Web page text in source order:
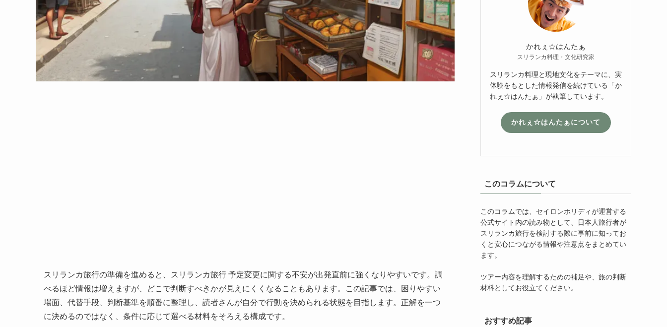
スリランカ旅行の準備を進めると、スリランカ旅行 予定変更に関する不安が出発直前に強くなりやすいです。調
べるほど情報は増えますが、どこで判断すべきかが見えにくくなることもあります。この記事では、困りやすい
場面、代替手段、判断基準を順番に整理し、読者さんが自分で行動を決められる状態を目指します。正解を一つ
に決めるのではなく、条件に応じて選べる材料をそろえる構成です。
かれぇ☆はんたぁ
スリランカ料理・文化研究家
スリランカ料理と現地文化をテーマに、実
体験をもとした情報発信を続けている「か
れぇ☆はんたぁ」が執筆しています。
かれぇ☆はんたぁについて
このコラムについて
このコラムでは、セイロンホリディが運営する
公式サイト内の読み物として、日本人旅行者が
スリランカ旅行を検討する際に事前に知ってお
くと安心につながる情報や注意点をまとめてい
ます。
ツアー内容を理解するための補足や、旅の判断
材料としてお役立てください。
おすすめ記事